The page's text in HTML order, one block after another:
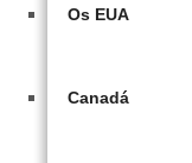
Os EUA
Canadá